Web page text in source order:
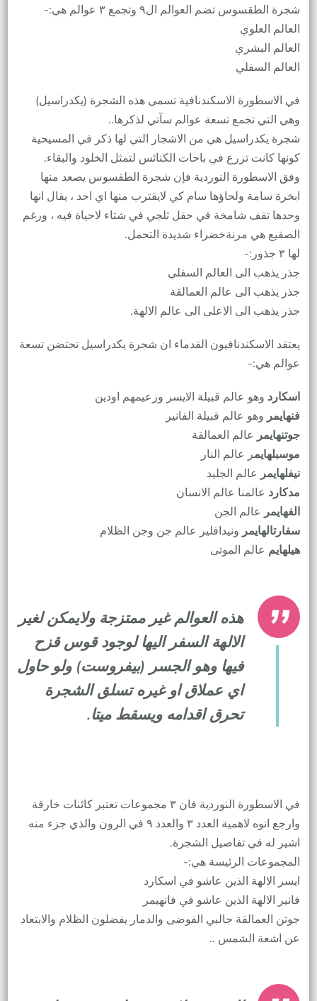
شجرة الطقسوس تضم العوالم ال٩ وتجمع ٣ عوالم هي:-
العالم العلوي
العالم البشري
العالم السفلي
في الاسطورة الاسكندنافية تسمى هذه الشجرة (يكدراسيل)
وهي التي تجمع تسعة عوالم سآتي لذكرها..
شجرة يكدراسيل هي من الاشجار التي لها ذكر في المسيحية
كونها كانت تزرع في باحات الكنائس لتمثل الخلود والبقاء.
وفق الاسطورة النوردية فإن شجرة الطقسوس يصعد منها
ابخرة سامة ولحاؤها سام كي لايقترب منها اي احد ، يقال انها
وحدها تقف شامخة في حقل ثلجي في شتاء لاحياة فيه ، ورغم
الصقيع هي مرنةخضراء شديدة التحمل.
لها ٣ جذور:-
جذر يذهب الى العالم السفلي
جذر يذهب الى عالم العمالقة
جذر يذهب الى الاعلى الى عالم الالهة.
يعتقد الاسكندنافيون القدماء ان شجرة يكدراسيل تحتضن تسعة
عوالم هي:-
اسكارد وهو عالم قبيلة الايسر وزعيمهم اودين
فنهايمر وهو عالم قبيلة الفانير
جوتنهايمر عالم العمالقة
موسبلهايمر عالم النار
نيفلهايمر عالم الجليد
مدكارد عالمنا عالم الانسان
الفهايمر عالم الجن
سفارتالهايمر ونيدافلير عالم جن وجن الظلام
هيلهايم عالم الموتى
هذه العوالم غير ممتزجة ولايمكن لغير
الالهة السفر اليها لوجود قوس قزح
فيها وهو الجسر (بيفروست) ولو حاول
اي عملاق او غيره تسلق الشجرة
تحرق اقدامه ويسقط ميتا.
في الاسطورة النوردية فان ٣ مجموعات تعتبر كائنات خارقة
وارجع انوه لاهمية العدد ٣ والعدد ٩ في الرون والذي جزء منه
اشير له في تفاصيل الشجرة.
المجموعات الرئيسة هي:-
ايسر الالهة الذين عاشو في اسكارد
فانير الالهة الذين عاشو في فانهيمر
جوتن العمالقة جالبي الفوضى والدمار يفضلون الظلام والابتعاد
عن اشعة الشمس ..